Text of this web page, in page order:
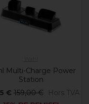
Multi-Charge Power
Station
€ 159,00 €
Hors TVA